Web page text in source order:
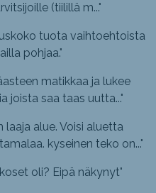
(tiilillä m..."
tuota vaihtoehtoista
pohjaa."
matikkaa ja lukee
joista saa taas uutta..."
laaja alue. Voisi aluetta
kyseinen teko on..."
oli? Eipä näkynyt"